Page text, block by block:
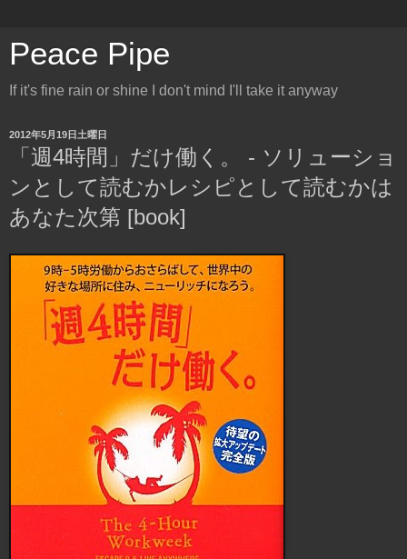
Peace Pipe
If it's fine rain or shine I don't mind I'll take it anyway
2012年5月19日土曜日
「週4時間」だけ働く。 - ソリューショ
ンとして読むかレシピとして読むかは
あなた次第 [book]